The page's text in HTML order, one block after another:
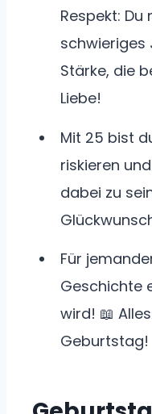
Respekt: Du
schwieriges
Stärke, die
Liebe!
Mit 25 bist
riskieren
dabei zu
Für
Geschichte
wird! 📖
Geburtstag!